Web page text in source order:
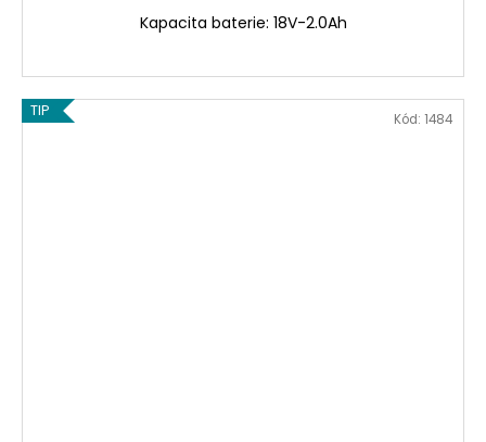
Kapacita baterie: 18V-2.0Ah
TIP Kód: 1484